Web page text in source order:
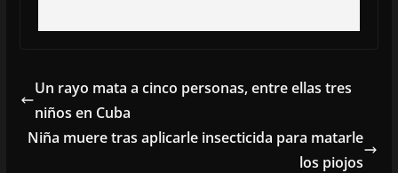
Un rayo mata a cinco personas, entre ellas tres
niños en Cuba
Niña muere tras aplicarle insecticida para matarle
los piojos